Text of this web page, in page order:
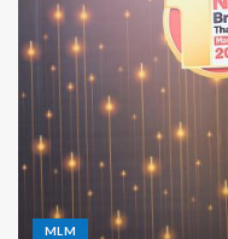
MLM